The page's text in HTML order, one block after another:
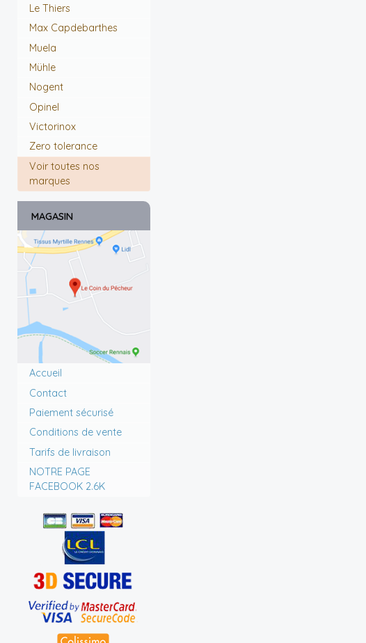
Le Thiers
Max Capdebarthes
Muela
Mühle
Nogent
Opinel
Victorinox
Zero tolerance
Voir toutes nos
marques
MAGASIN
Accueil
Contact
Paiement sécurisé
Conditions de vente
Tarifs de livraison
NOTRE PAGE
FACEBOOK 2.6K